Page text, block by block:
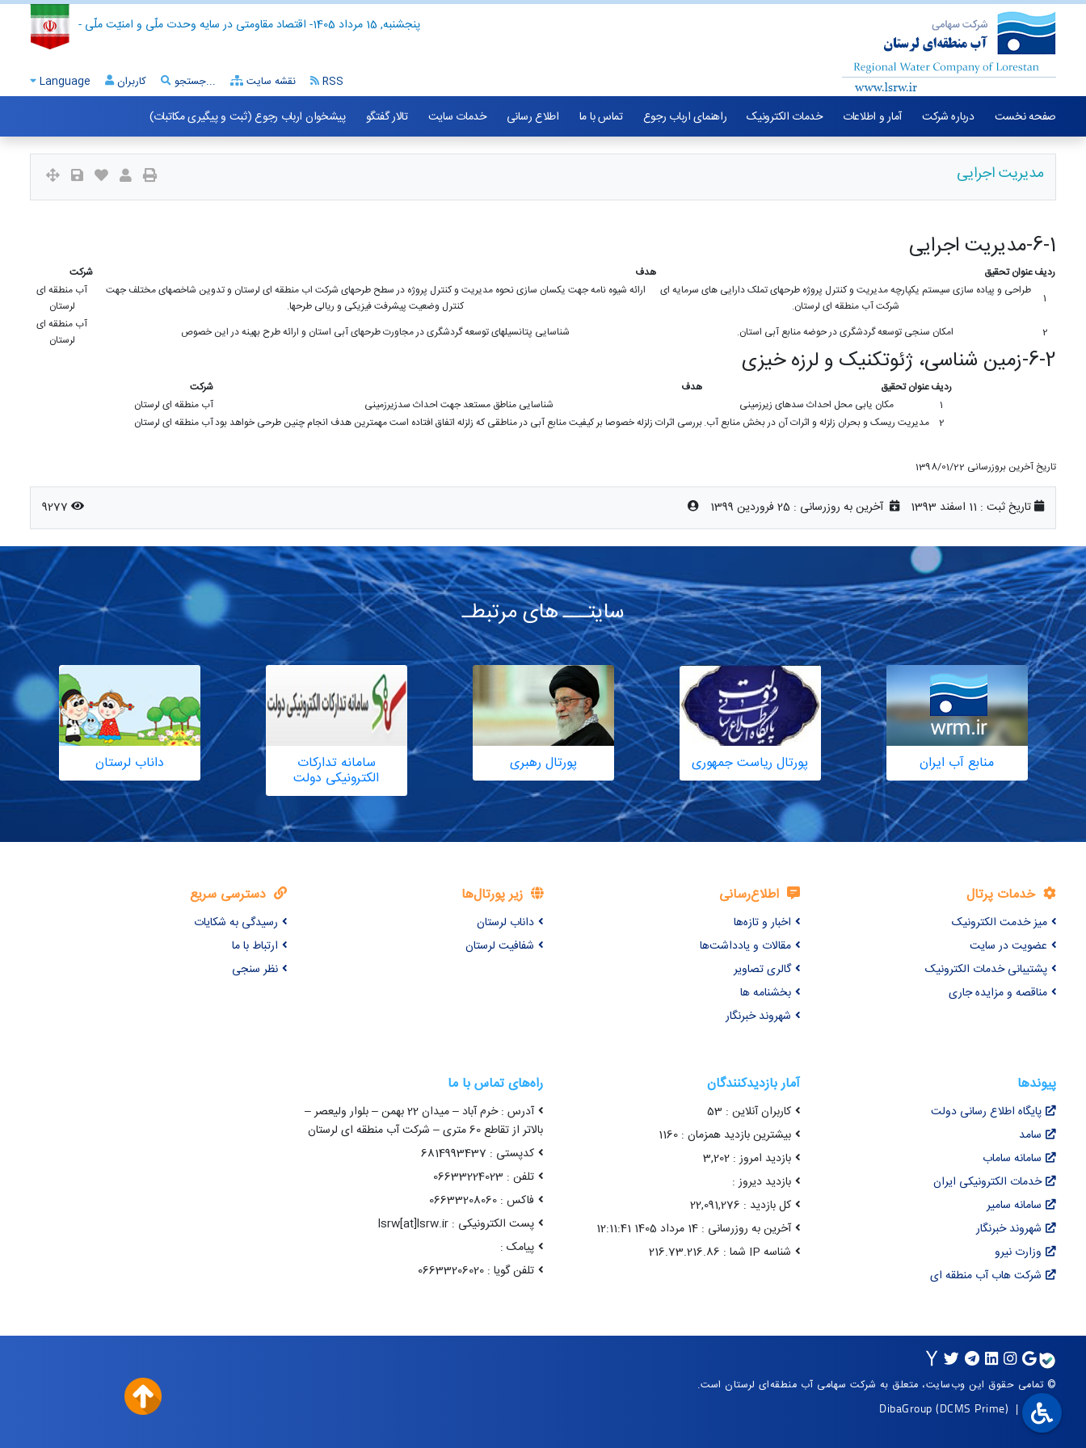
- اقتصاد مقاومتی در سایه وحدت ملّی و امنیّت ملّی - پنجشنبه, 15 مرداد 1405
Language کاربران جستجو... نقشه سایت RSS
صفحه نخست درباره شرکت آمار و اطلاعات خدمات الکترونیک راهنمای ارباب رجوع تماس با ما اطلاع رسانی خدمات سایت تالار گفتگو پیشخوان ارباب رجوع (ثبت و پیگیری مکاتبات)
مدیریت اجرایی
6-1-مدیریت اجرایی
ردیفعنوان تحقیق هدف
شرکت
1
طراحی و پیاده سازی سیستم یکپارچه مدیریت و کنترل پروژه طرحهای تملک دارایی های سرمایه ای
شرکت آب منطقه ای لرستان.
ارائه شیوه نامه جهت یکسان سازی نحوه مدیریت و کنترل پروژه در سطح طرحهای شرکت اب منطقه ای لرستان و تدوین شاخصهای مختلف جهت
کنترل وضعیت پیشرفت فیزیکی و ریالی طرحها.
آب منطقه ای
لرستان
2
امکان سنجی توسعه گردشگری در حوضه منابع آبی استان. شناسایی پتانسیلهای توسعه گردشگری در مجاورت طرحهای آبی استان و ارائه طرح بهینه در این خصوص
آب منطقه ای
لرستان
6-2-زمین شناسی، ژئوتکنیک و لرزه خیزی
ردیفعنوان تحقیق هدف
شرکت
1
مکان یابی محل احداث سدهای زیرزمینی شناسایی مناطق مستعد جهت احداث سدزیرزمینی
آب منطقه ای لرستان
2 مدیریت ریسک و بحران زلزله و اثرات آن در بخش منابع آب.بررسی اثرات زلزله خصوصا بر کیفیت منابع آبی در مناطقی که زلزله اتفاق افتاده است مهمترین هدف انجام چنین طرحی خواهد بودآب منطقه ای لرستان
تاریخ آخرین بروزرسانی 1398/01/22
تاریخ ثبت : 11 اسفند 1393 آخرین به روزرسانی : 25 فروردین 1399 9277
سایتـــ های مرتبطـ
منابع آب ایران پورتال ریاست جمهوری پورتال رهبری سامانه تدارکات
الکترونیکی دولت
داناب لرستان
خدمات پرتال
میز خدمت الکترونیک
عضویت در سایت
پشتیبانی خدمات الکترونیک
مناقصه و مزایده جاری
اطلاع‌رسانی
اخبار و تازه‌ها
مقالات و یادداشت‌ها
گالری تصاویر
بخشنامه ها
شهروند خبرنگار
زیر پورتال‌ها
داناب لرستان
شفافیت لرستان
دسترسی سریع
رسیدگی به شکایات
ارتباط با ما
نظر سنجی
پیوندها
پایگاه اطلاع رسانی دولت
سامد
سامانه ساماب
خدمات الکترونیکی ایران
سامانه سامیر
شهروند خبرنگار
وزارت نیرو
شرکت هاب آب منطقه ای
آمار بازدیدکنندگان
کاربران آنلاین : 53
بیشترین بازدید همزمان : 1160
بازدید امروز : 3,202
بازدید دیروز :
کل بازدید : 22,091,276
آخرین به روزرسانی : 14 مرداد 1405 12:11:41
شناسه IP شما : 216.73.216.86
راه‌های تماس با ما
آدرس : خرم آباد – میدان 22 بهمن – بلوار ولیعصر –
بالاتر از تقاطع 60 متری – شرکت آب منطقه ای لرستان
کدپستی : 6814993437
تلفن : 06633224023
فاکس : 06633208060
پست الکترونیکی : lsrw[at]lsrw.ir
پیامک :
تلفن گویا : 06633206020
© تمامی حقوق این وب‌سایت، متعلق به شرکت سهامی آب منطقه‌ای لرستان است.
DibaGroup (DCMS Prime) | Arvan